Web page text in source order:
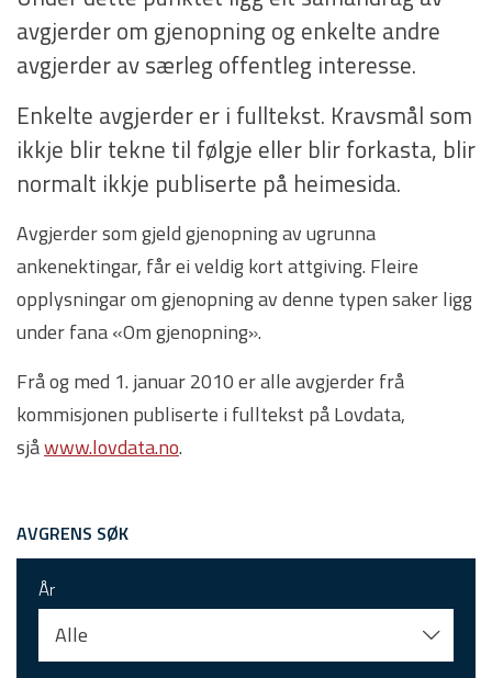
avgjerder om gjenopning og enkelte andre
avgjerder av særleg offentleg interesse.
Enkelte avgjerder er i fulltekst. Kravsmål som
ikkje blir tekne til følgje eller blir forkasta, blir
normalt ikkje publiserte på heimesida.
Avgjerder som gjeld gjenopning av ugrunna
ankenektingar, får ei veldig kort attgiving. Fleire
opplysningar om gjenopning av denne typen saker ligg
under fana «Om gjenopning».
Frå og med 1. januar 2010 er alle avgjerder frå
kommisjonen publiserte i fulltekst på Lovdata,
sjåwww.lovdata.no.
AVGRENS SØK
År
Alle